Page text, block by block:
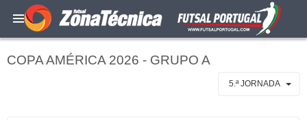
COPA AMÉRICA 2026 - GRUPO A
5.ª JORNADA